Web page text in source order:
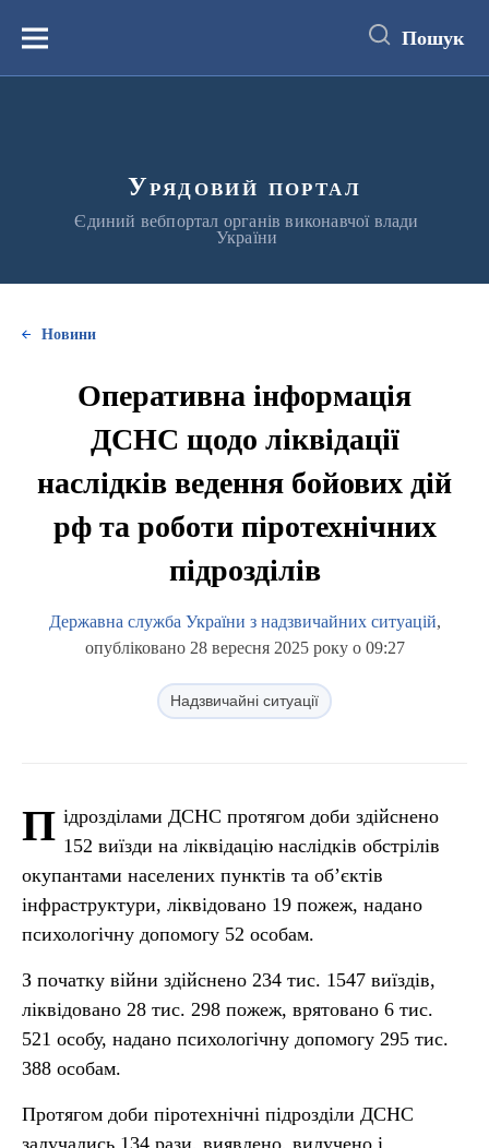
вмістуМеню Пошук
Урядовий портал
Єдиний вебпортал органів виконавчої влади
України
Новини
Оперативна інформація
ДСНС щодо ліквідації
наслідків ведення бойових дій
рф та роботи піротехнічних
підрозділів
Державна служба України з надзвичайних ситуацій,
опубліковано 28 вересня 2025 року о 09:27
Надзвичайні ситуації
П ідрозділами ДСНС протягом доби здійснено
152 виїзди на ліквідацію наслідків обстрілів
окупантами населених пунктів та об’єктів
інфраструктури, ліквідовано 19 пожеж, надано
психологічну допомогу 52 особам.
З початку війни здійснено 234 тис. 1547 виїздів,
ліквідовано 28 тис. 298 пожеж, врятовано 6 тис.
521 особу, надано психологічну допомогу 295 тис.
388 особам.
Протягом доби піротехнічні підрозділи ДСНС
залучались 134 рази, виявлено, вилучено і